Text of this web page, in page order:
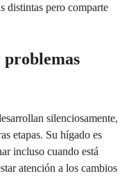
distintas pero comparte
problemas
silenciosamente,
etapas. Su hígado es
incluso cuando está
atención a los cambios